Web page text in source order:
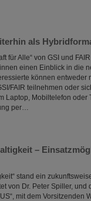
als
für Alle“ von GSI und
einen Einblick in die
können entweder
FAIR teilnehmen oder
Laptop, Mobiltelefon oder
per…
–
stand ein
von Dr. Peter Spiller, und
mit dem Vorsitzenden